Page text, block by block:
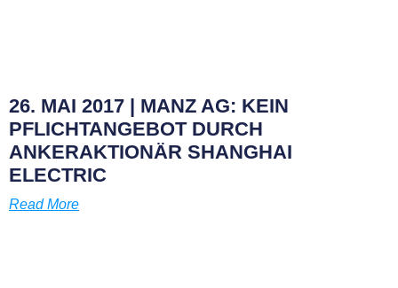
26. MAI 2017 | MANZ AG: KEIN
PFLICHTANGEBOT DURCH
ANKERAKTIONÄR SHANGHAI
ELECTRIC
Read More